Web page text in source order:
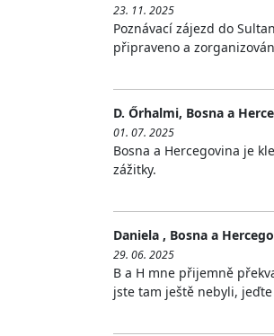
23. 11. 2025
Poznávací zájezd do
připraveno a
D. Őrhalmi, Bosna a
01. 07. 2025
Bosna a Hercegovina je
zážitky.
Daniela , Bosna a
29. 06. 2025
B a H mne přijemně
jste tam ještě nebyli,